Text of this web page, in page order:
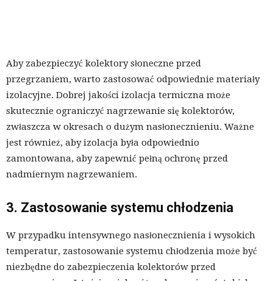
Aby zabezpieczyć kolektory słoneczne przed
przegrzaniem, warto zastosować odpowiednie materiały
izolacyjne. Dobrej jakości izolacja termiczna może
skutecznie ograniczyć nagrzewanie się kolektorów,
zwłaszcza w okresach o dużym nasłonecznieniu. Ważne
jest również, aby izolacja była odpowiednio
zamontowana, aby zapewnić pełną ochronę przed
nadmiernym nagrzewaniem.
3. Zastosowanie systemu chłodzenia
W przypadku intensywnego nasłonecznienia i wysokich
temperatur, zastosowanie systemu chłodzenia może być
niezbędne do zabezpieczenia kolektorów przed